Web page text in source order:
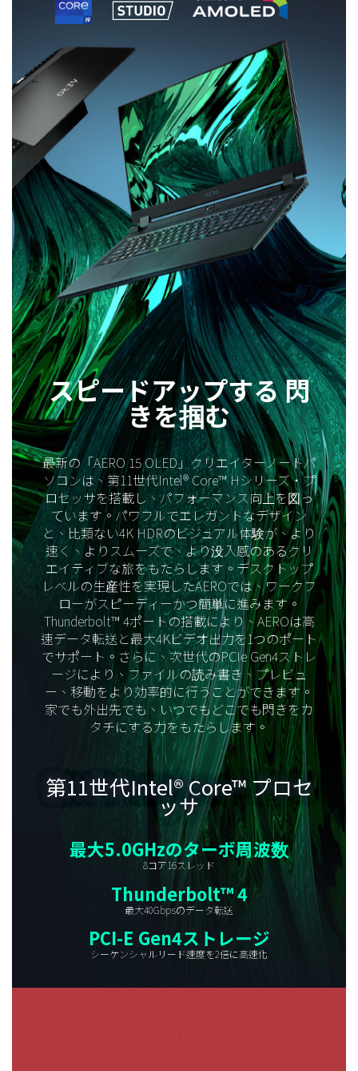
スピードアップする 閃
きを掴む
最新の「AERO 15 OLED」クリエイターノートパ
ソコンは、第11世代Intel® Core™ Hシリーズ・プ
ロセッサを搭載し、パフォーマンス向上を図っ
ています。パワフルでエレガントなデザイン
と、比類ない4K HDRのビジュアル体験が、より
速く、よりスムーズで、より没入感のあるクリ
エイティブな旅をもたらします。デスクトップ
レベルの生産性を実現したAEROでは、ワークフ
ローがスピーディーかつ簡単に進みます。
Thunderbolt™ 4ポートの搭載により、AEROは高
速データ転送と最大4Kビデオ出力を1つのポート
でサポート。さらに、次世代のPCIe Gen4ストレ
ージにより、ファイルの読み書き、プレビュ
ー、移動をより効率的に行うことができます。
家でも外出先でも、いつでもどこでも閃きをカ
タチにする力をもたらします。
第11世代Intel® Core™ プロセ
ッサ
最大5.0GHzのターボ周波数
8コア16スレッド
Thunderbolt™ 4
最大40Gbpsのデータ転送
PCI-E Gen4ストレージ
シーケンシャルリード速度を2倍に高速化